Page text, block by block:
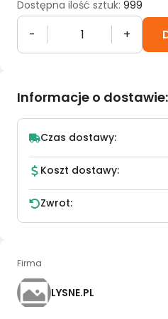
Dostępna ilość sztuk: 999
- +
Informacje o dostawie:
Czas dostawy:
Koszt dostawy:
Zwrot:
Firma
LYSNE.PL